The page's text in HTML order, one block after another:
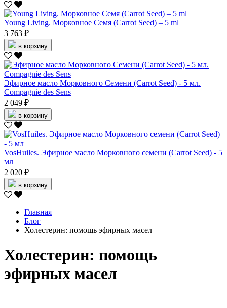
Young Living. Морковное Семя (Carrot Seed) – 5 ml
3 763 ₽
в корзину
Эфирное масло Морковного Семени (Carrot Seed) - 5 мл.
Compagnie des Sens
2 049 ₽
в корзину
VosHuiles. Эфирное масло Морковного семени (Carrot Seed) - 5
мл
2 020 ₽
в корзину
Главная
Блог
Холестерин: помощь эфирных масел
Холестерин: помощь
эфирных масел